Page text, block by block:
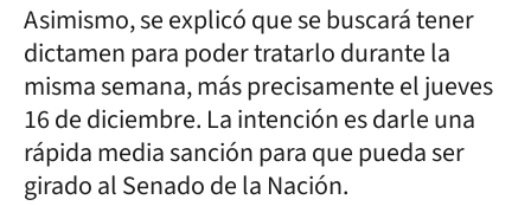
Asimismo, se explicó que se buscará tener
dictamen para poder tratarlo durante la
misma semana, más precisamente el jueves
16 de diciembre. La intención es darle una
rápida media sanción para que pueda ser
girado al Senado de la Nación.